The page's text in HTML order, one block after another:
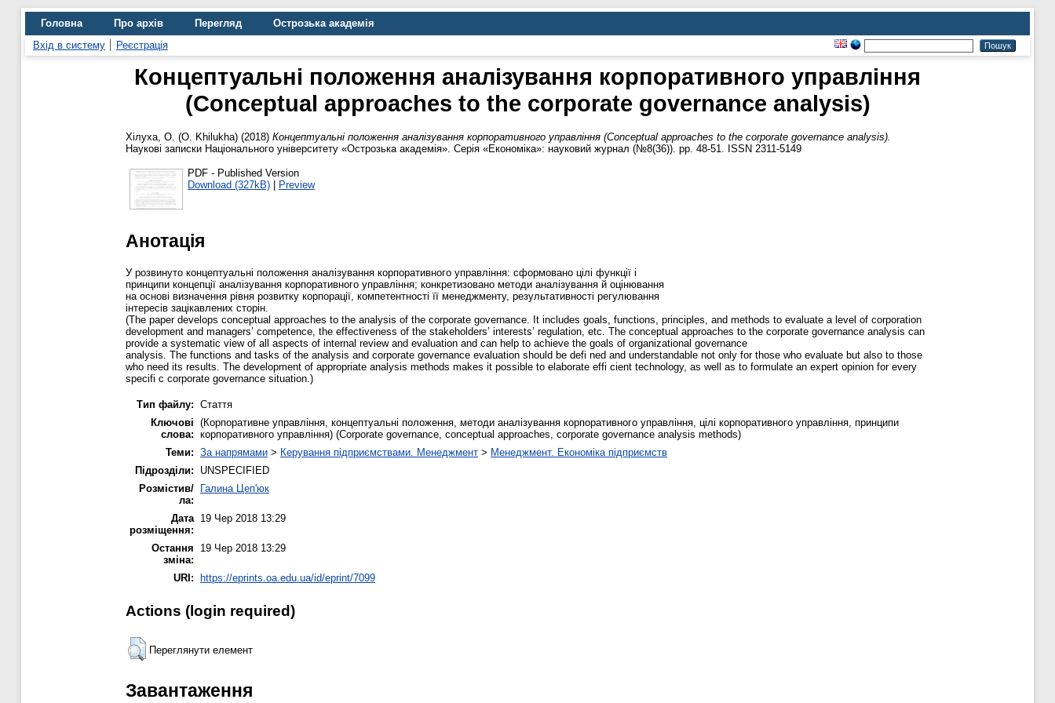
Головна Про архів Перегляд
Острозька академія
Вхід в систему
Реєстрація
Концептуальні положення аналізування корпоративного управління
(Сonceptual approaches to the corporate governance analysis)
Хілуха, О. (O. Khilukha) (2018) Концептуальні положення аналізування корпоративного управління (Сonceptual approaches to the corporate governance analysis).
Наукові записки Національного університету «Острозька академія». Серія «Економіка»: науковий журнал (№8(36)). pp. 48-51. ISSN 2311-5149
PDF - Published Version
Download (327kB) | Preview
Анотація
У розвинуто концептуальні положення аналізування корпоративного управління: сформовано цілі функції і
принципи концепції аналізування корпоративного управління; конкретизовано методи аналізування й оцінювання
на основі визначення рівня розвитку корпорації, компетентності її менеджменту, результативності регулювання
інтересів зацікавлених сторін.
(The paper develops conceptual approaches to the analysis of the corporate governance. It includes goals, functions, principles, and methods to evaluate a level of corporation
development and managers’ competence, the effectiveness of the stakeholders’ interests’ regulation, etc. The conceptual approaches to the corporate governance analysis can
provide a systematic view of all aspects of internal review and evaluation and can help to achieve the goals of organizational governance
analysis. The functions and tasks of the analysis and corporate governance evaluation should be defi ned and understandable not only for those who evaluate but also to those
who need its results. The development of appropriate analysis methods makes it possible to elaborate effi cient technology, as well as to formulate an expert opinion for every
specifi c corporate governance situation.)
Тип файлу: Стаття
Ключові
слова:
(Корпоративне управління, концептуальні положення, методи аналізування корпоративного управління, цілі корпоративного управління, принципи
корпоративного управління) (Сorporate governance, conceptual approaches, corporate governance analysis methods)
Теми: За напрямами > Керування підприємствами. Менеджмент > Менеджмент. Економіка підприємств
Підрозділи:
UNSPECIFIED
Розмістив/
ла:
Галина Цеп'юк
Дата
розміщення:
19 Чер 2018 13:29
Остання
зміна:
19 Чер 2018 13:29
URI: https://eprints.oa.edu.ua/id/eprint/7099
Actions (login required)
Переглянути елемент
Завантаження